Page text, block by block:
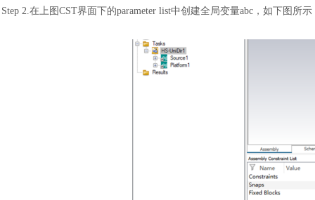
Step 2.在上图CST界面下的parameter list中创建全局变量abc，如下图所示